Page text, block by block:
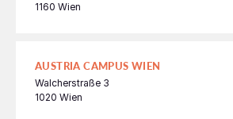
1160 Wien
AUSTRIA CAMPUS WIEN
Walcherstraße 3
1020 Wien